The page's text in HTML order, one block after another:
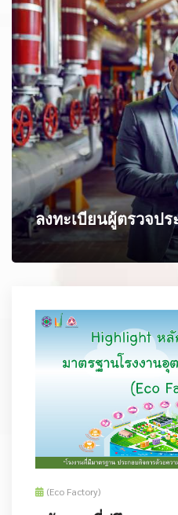
ลงทะเบียนผู้ตรวจป
(Eco Factory)